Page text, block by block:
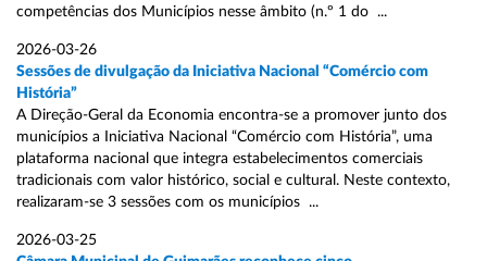
competências dos Municípios nesse âmbito (n.º 1 do ...
2026-03-26
Sessões de divulgação da Iniciativa Nacional “Comércio com
História”
A Direção-Geral da Economia encontra-se a promover junto dos
municípios a Iniciativa Nacional “Comércio com História”, uma
plataforma nacional que integra estabelecimentos comerciais
tradicionais com valor histórico, social e cultural. Neste contexto,
realizaram-se 3 sessões com os municípios ...
2026-03-25